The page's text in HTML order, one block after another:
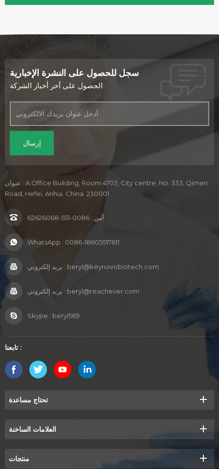
سجل للحصول على النشرة الإخبارية
الحصول على آخر أخبار الشركة
عنوان : A Office Building, Room 4703, City centre, No. 333, Qimen
Road, Hefei, Anhui. China. 230001
أمن : 0086-551-62626068
WhatsApp : 0086-18605517611
بريد إلكتروني : beryl@keynovobiotech.com
بريد إلكتروني : beryl@reachever.com
Skype : beryl569
تابعنا :
تحتاج مساعدة
العلامات الساخنة
منتجات